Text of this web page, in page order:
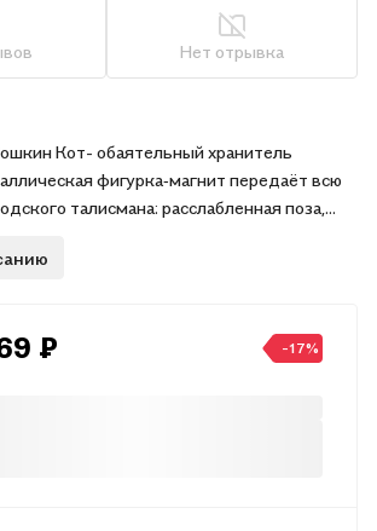
Нет отрывка
Кот- обаятельный хранитель
фигурка‑магнит передаёт всю
талисмана: расслабленная поза,
дом удачу, хорошее настроение и
₽ -17%